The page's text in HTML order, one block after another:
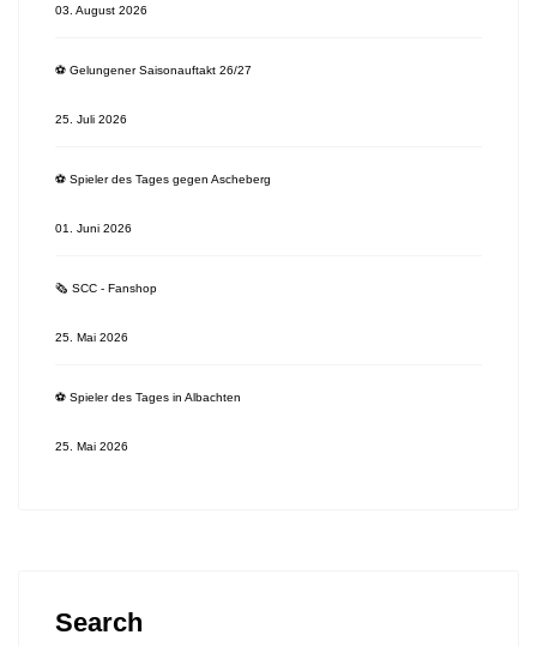
03. August 2026
⚽️ Gelungener Saisonauftakt 26/27
25. Juli 2026
⚽️ Spieler des Tages gegen Ascheberg
01. Juni 2026
🗞 SCC - Fanshop
25. Mai 2026
⚽️ Spieler des Tages in Albachten
25. Mai 2026
Search